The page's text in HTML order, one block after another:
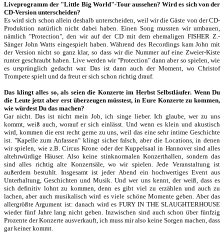
Liveprogramm der "Little Big World"-Tour aussehen? Wird es sich von der
CD-Version unterscheiden?
Es wird sich schon allein deshalb unterscheiden, weil wir die Gäste von der CD-
Produktion natürlich nicht dabei haben. Einen Song mussten wir umbauen,
nämlich "Protection", den wir auf der CD mit dem ehemaligen FISHER Z.-
Sänger John Watts eingespielt haben. Während des Recordings kam John mit
der Version nicht so ganz klar, so dass wir die Nummer auf eine Zweier-Kiste
runter geschraubt haben. Live werden wir "Protection" dann aber so spielen, wie
es ursprünglich gedacht war. Das ist dann auch der Moment, wo Christof
Trompete spielt und da freut er sich schon richtig drauf.
Das klingt alles so, als seien die Konzerte im Herbst Selbstläufer. Wenn Du
die Leute jetzt aber erst überzeugen müsstest, in Eure Konzerte zu kommen,
wie würdest Du das machen?
Gar nicht. Das ist nicht mein Job, ich singe lieber. Ich glaube, wer zu uns
kommt, weiß auch, worauf er sich einlässt. Und wenn es klein und akustisch
wird, kommen die erst recht gerne zu uns, weil das eine sehr intime Geschichte
ist. "Kapelle zum Anfassen" klingt sicher falsch, aber die Locations, in denen
wir spielen, wie z.B. Circus Krone oder der Kuppelsaal in Hannover sind alles
altehrwürdige Häuser. Also keine stinknormalen Konzerthallen, sondern das
sind alles richtig alte Konzertsäle, wo wir spielen. Jede Veranstaltung ist
außerdem bestuhlt. Insgesamt ist jeder Abend ein hochwertiges Event aus
Unterhaltung, Geschichten und Musik. Und wer uns kennt, der weiß, dass es
sich definitiv lohnt zu kommen, denn es gibt viel zu erzählen und auch zu
lachen, aber auch musikalisch wird es viele schöne Momente geben. Aber das
allergrößte Argument ist: danach wird es FURY IN THE SLAUGHTERHOUSE
wieder fünf Jahre lang nicht geben. Inzwischen sind auch schon über fünfzig
Prozente der Konzerte ausverkauft, ich muss mir also keine Sorgen machen, dass
gar keiner kommt.